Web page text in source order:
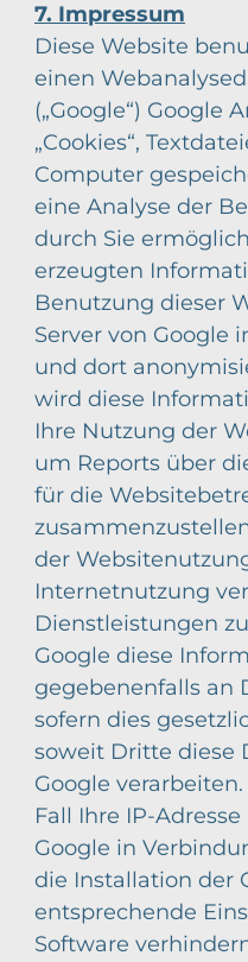
7. Impressum
Diese Website
einen
(„Google“) Google
„Cookies“,
Computer
eine Analyse der
durch Sie
erzeugten
Benutzung dieser
Server von Google
und dort
wird diese
Ihre Nutzung der
um Reports über
für die
der
Internetnutzung
Dienstleistungen
Google diese
gegebenenfalls an
sofern dies
soweit Dritte diese
Google
Fall Ihre IP-
Google in
die Installation der
entsprechende
Software